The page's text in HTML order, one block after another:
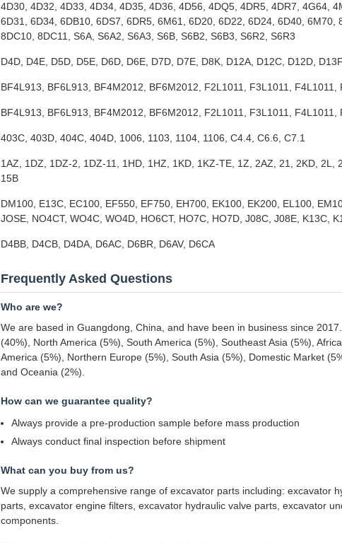
4D30, 4D32, 4D33, 4D34, 4D35, 4D36, 4D56, 4DQ5, 4DR5, 4DR7, 4G64,
6D31, 6D34, 6DB10, 6DS7, 6DR5, 6M61, 6D20, 6D22, 6D24, 6D40, 6M70,
8DC10, 8DC11, S6A, S6A2, S6A3, S6B, S6B2, S6B3, S6R2, S6R3
D4D, D4E, D5D, D5E, D6D, D6E, D7D, D7E, D8K, D12A, D12C, D12D, D13F
BF4L913, BF6L913, BF4M2012, BF6M2012, F2L1011, F3L1011,
BF4L913, BF6L913, BF4M2012, BF6M2012, F2L1011, F3L1011,
403C, 403D, 404C, 404D, 1006, 1103, 1104, 1106, C4.4, C6.6, C7.1
1AZ, 1DZ, 1DZ-2, 1DZ-11, 1HD, 1HZ, 1KD, 1KZ-TE, 1Z, 2AZ, 21, 2KD, 2L,
15B
DM100, E13C, EC100, EF550, EF750, EH700, EK100, EK200, EL100,
JOSE, NO4CT, WO4C, WO4D, HO6CT, HO7C, HO7D, J08C, J08E, K13C,
D4BB, D4CB, D4DA, D6AC, D6BR, D6AV, D6CA
Frequently Asked Questions
Who are we?
We are based in Guangdong, China, and have been in business since
(40%), North America (5%), South America (5%), Southeast Asia (5%),
America (5%), Northern Europe (5%), South Asia (5%), Domestic Market
and Oceania (2%).
How can we guarantee quality?
Always provide a pre-production sample before mass production
Always conduct final inspection before shipment
What can you buy from us?
We supply a comprehensive range of excavator parts including: excavator
parts, excavator engine filters, excavator hydraulic valve parts, excavator
components.